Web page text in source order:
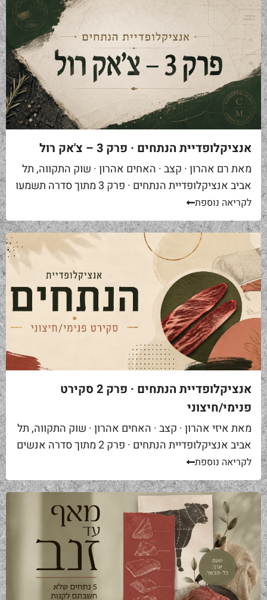
אנציקלופדיית הנתחים · פרק 3 – צ'אק רול
מאת רם אהרון · קצב · האחים אהרון · שוק התקווה, תל
אביב אנציקלופדיית הנתחים · פרק 3 מתוך סדרה תשמעו
סיפור. אתם באים לאחת ממסעדות הבשר הטובות...
לקריאה נוספת
אנציקלופדיית הנתחים · פרק 2 סקירט
פנימי/חיצוני
מאת איזי אהרון · קצב · האחים אהרון · שוק התקווה, תל
אביב אנציקלופדיית הנתחים · פרק 2 מתוך סדרה אנשים
באים אליי בקצביה ומבקשים "סקירט". שאלה ראשונה...
לקריאה נוספת